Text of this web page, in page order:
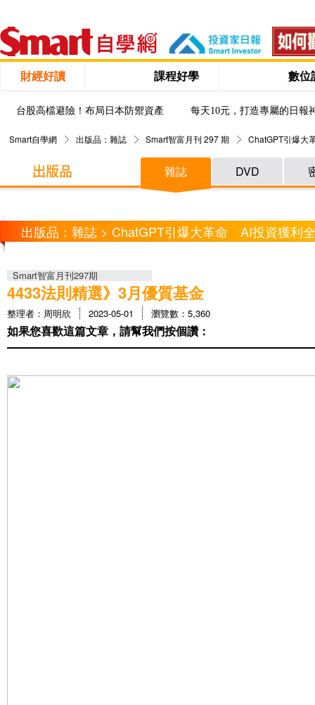
財經好讀 課程好學 數位
台股高檔避險！布局日本防禦資產 每天10元，打造專屬的日報
Smart自學網 出版品：雜誌 Smart智富月刊 297 期 ChatGPT引爆大
雜誌 DVD
出版品：雜誌 > ChatGPT引爆大革命 AI投資獲利
Smart智富月刊297期
4433法則精選》3月優質基金
整理者：周明欣 2023-05-01 瀏覽數：5,360
如果您喜歡這篇文章，請幫我們按個讚：